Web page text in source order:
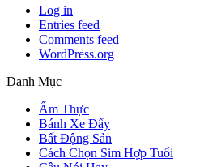
Log in
Entries feed
Comments feed
WordPress.org
Danh Mục
Ẩm Thực
Bánh Xe Đẩy
Bất Động Sản
Cách Chọn Sim Hợp Tuổi